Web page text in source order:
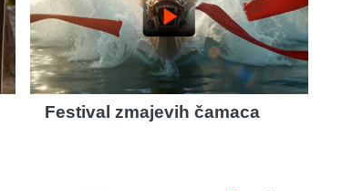
play_arrow
Festival zmajevih čamaca